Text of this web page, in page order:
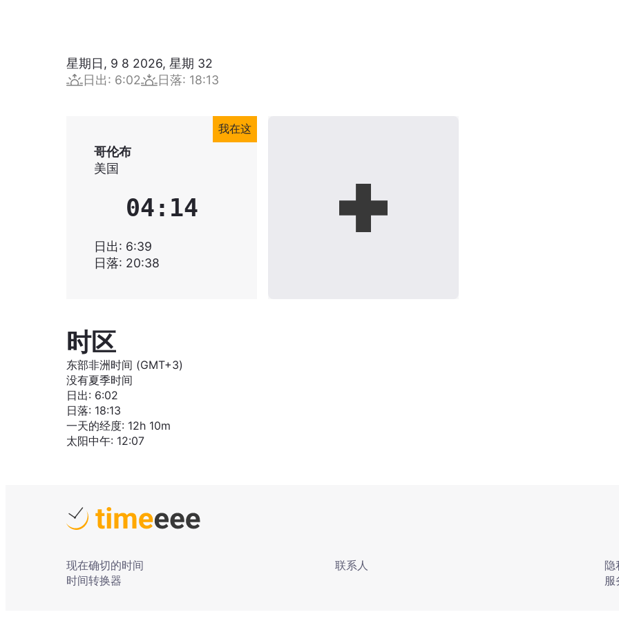
星期日, 9 8 2026, 星期 32
日出: 6:02 日落: 18:13
我在这
哥伦布
美国
04:14
日出: 6:39
日落: 20:38
时区
东部非洲时间 (GMT+3)
没有夏季时间
日出: 6:02
日落: 18:13
一天的经度: 12h 10m
太阳中午: 12:07
现在确切的时间
时间转换器
联系人
隐
服